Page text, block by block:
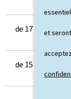
et
de 17 à 18 ans
de 15 à 17 ans